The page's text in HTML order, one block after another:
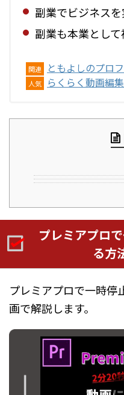
副業でビジネス
副業も本業とし
関連 ともよしのプロ
人気 らくらく動画編
プレミアプロ
る方
プレミアプロで一時停
画で解説します。